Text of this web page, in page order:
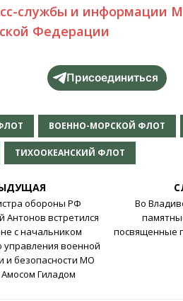
службы и информации
Федерации
Присоединиться
ВОЕННО-МОРСКОЙ ФЛОТ
ТИХООКЕАНСКИЙ ФЛОТ
обороны РФ
Антонов встретился
с начальником
управления военной
и безопасности МО
Гиладом
Во
посвященные